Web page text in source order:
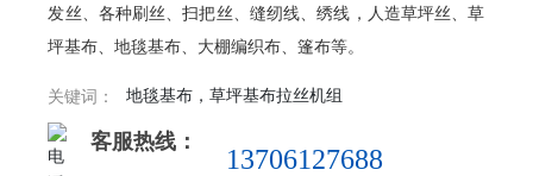
发丝、各种刷丝、扫把丝、缝纫线、绣线，人造草坪丝、草
坪基布、地毯基布、大棚编织布、篷布等。
关键词： 地毯基布，草坪基布拉丝机组
客服热线：
13706127688